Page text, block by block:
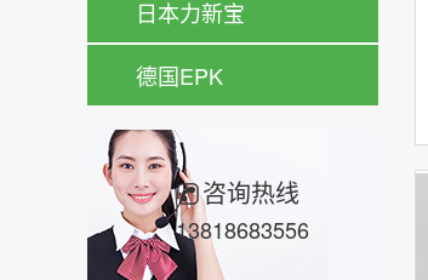
日本力新宝
德国EPK
咨询热线
13818683556